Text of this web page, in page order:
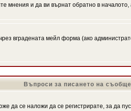
мнения и да ви върнат обратно в
вградената мейл форма (ако
Въпроси за писането на
да се наложи да се регистрирате, за да